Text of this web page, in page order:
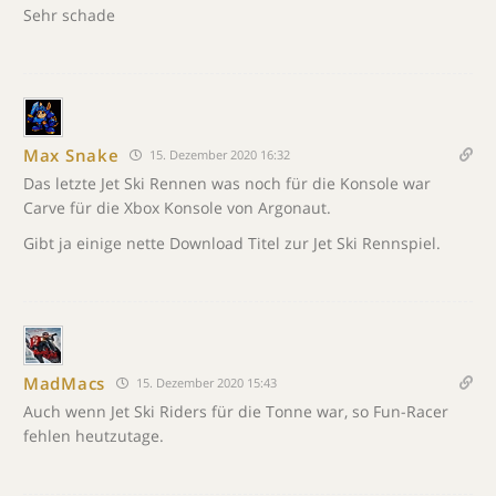
Sehr schade
Max Snake 15. Dezember 2020 16:32
Das letzte Jet Ski Rennen was noch für die Konsole war
Carve für die Xbox Konsole von Argonaut.
Gibt ja einige nette Download Titel zur Jet Ski Rennspiel.
MadMacs 15. Dezember 2020 15:43
Auch wenn Jet Ski Riders für die Tonne war, so Fun-Racer
fehlen heutzutage.